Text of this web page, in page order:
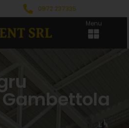
0972 237335
Menu